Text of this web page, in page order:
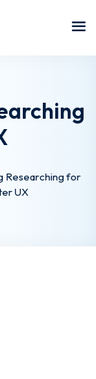
Researching for
UX